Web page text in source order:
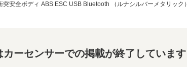
安全ボディ ABS ESC USB Bluetooth （ルナシルバーメタリック）
カーセンサーでの掲載が終了しています